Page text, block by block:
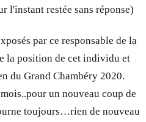
l'instant restée sans réponse)
par ce responsable de la
la position de cet individu et
du Grand Chambéry 2020.
un nouveau coup de
toujours…rien de nouveau